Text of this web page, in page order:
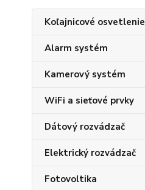
Koľajnicové osvetlenie
Alarm systém
Kamerový systém
WiFi a sieťové prvky
Dátový rozvádzač
Elektrický rozvádzač
Fotovoltika